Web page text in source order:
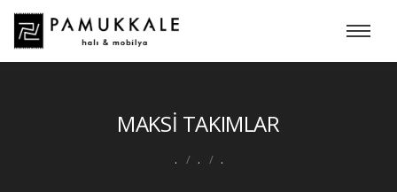
MAKSİ TAKIMLAR
. . .